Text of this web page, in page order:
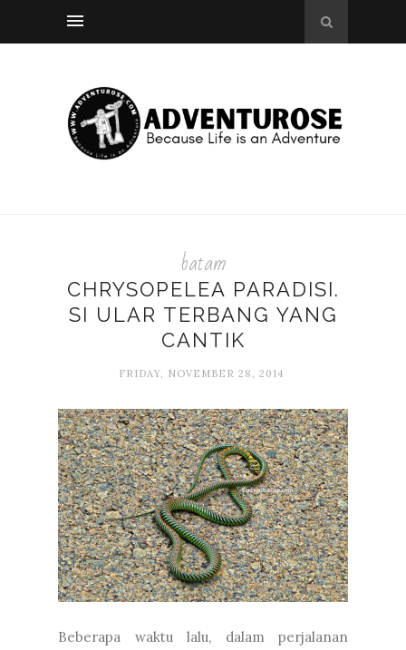
batam
CHRYSOPELEA PARADISI.
SI ULAR TERBANG YANG
CANTIK
FRIDAY, NOVEMBER 28, 2014
Beberapa waktu lalu, dalam perjalanan